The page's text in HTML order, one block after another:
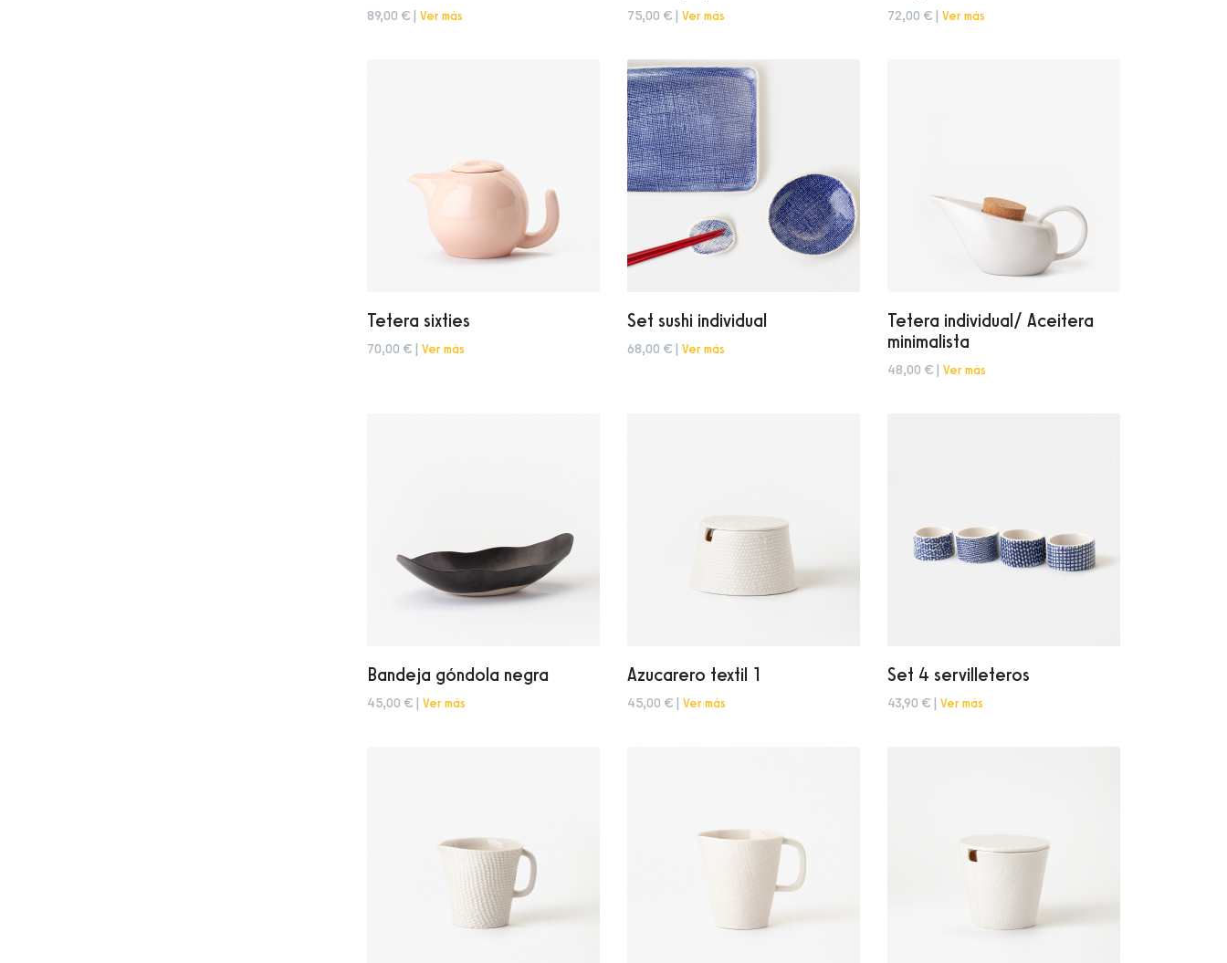
89,00 € | Ver más 75,00 € | Ver más 72,00 € | Ver más
Tetera sixties
70,00 € | Ver más
Set sushi individual
68,00 € | Ver más
Tetera individual/ Aceitera
minimalista
48,00 € | Ver más
Bandeja góndola negra
45,00 € | Ver más
Azucarero textil 1
45,00 € | Ver más
Set 4 servilleteros
43,90 € | Ver más